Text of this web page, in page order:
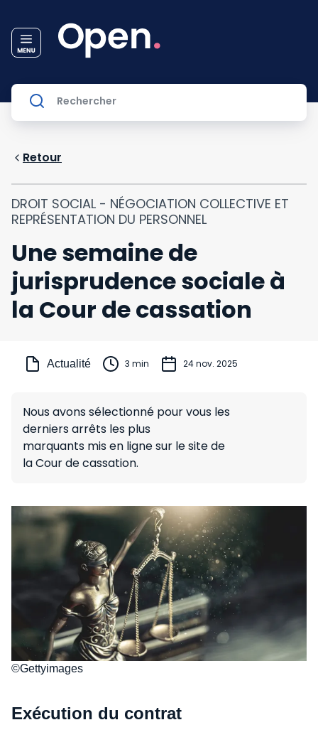
Retour
DROIT SOCIAL - NÉGOCIATION COLLECTIVE ET
REPRÉSENTATION DU PERSONNEL
Une semaine de
jurisprudence sociale à
la Cour de cassation
Actualité 3 min 24 nov. 2025
Nous avons sélectionné pour vous les
derniers arrêts les plus
marquants mis en ligne sur le site de
la Cour de cassation.
©Gettyimages
Exécution du contrat